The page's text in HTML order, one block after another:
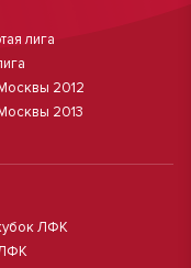
лига
2012
2013
ЛФК